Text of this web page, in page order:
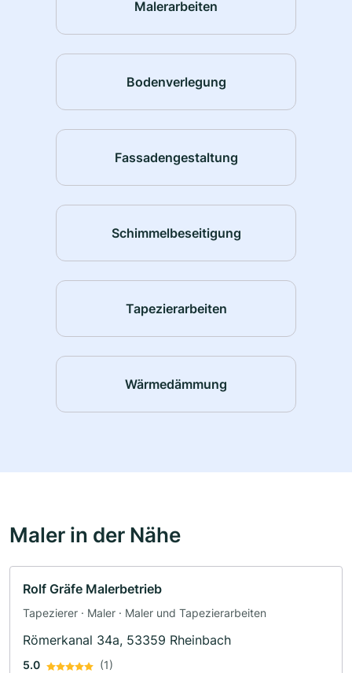
Malerarbeiten
Bodenverlegung
Fassadengestaltung
Schimmelbeseitigung
Tapezierarbeiten
Wärmedämmung
Maler in der Nähe
Rolf Gräfe Malerbetrieb
Tapezierer · Maler · Maler und Tapezierarbeiten
Römerkanal 34a, 53359 Rheinbach
5.0 (1)